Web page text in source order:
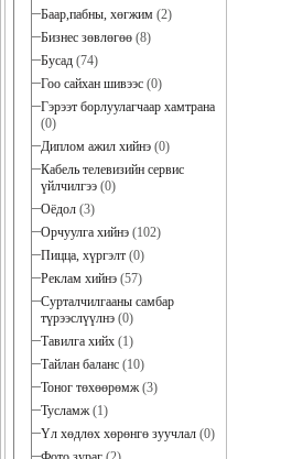
Баар,пабны, хөгжим (2)
Бизнес зөвлөгөө (8)
Бусад (74)
Гоо сайхан шивээс (0)
Гэрээт борлуулагчаар хамтрана
(0)
Диплом ажил хийнэ (0)
Кабель телевизийн сервис
үйлчилгээ (0)
Оёдол (3)
Орчуулга хийнэ (102)
Пицца, хүргэлт (0)
Реклам хийнэ (57)
Сурталчилгааны самбар
түрээслүүлнэ (0)
Тавилга хийх (1)
Тайлан баланс (10)
Тоног төхөөрөмж(3)
Тусламж(1)
Үл хөдлөх хөрөнгө зуучлал (0)